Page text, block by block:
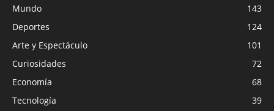
Mundo
143
Deportes
124
Arte y Espectáculo
101
Curiosidades
72
Economía
68
Tecnología
39